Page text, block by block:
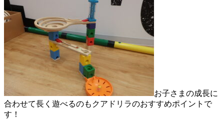
お子さまの成長に
合わせて長く遊べるのもクアドリラのおすすめポイントで
す！